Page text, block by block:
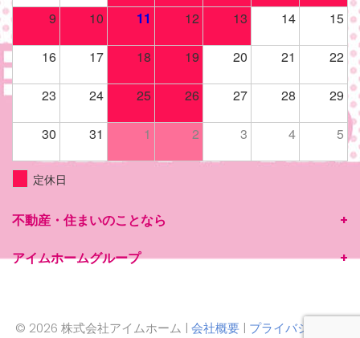
9 10 11 12 13 14 15
16 17 18 19 20 21 22
23 24 25 26 27 28 29
30 31 1 2 3 4 5
定休日
不動産・住まいのことなら
アイムホームグループ
© 2026 株式会社アイムホーム | 会社概要| プライバシーポリ